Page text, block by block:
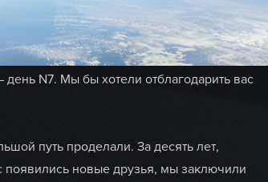
N7. Мы бы хотели отблагодарить вас
путь проделали. За десять лет,
новые друзья, мы заключили